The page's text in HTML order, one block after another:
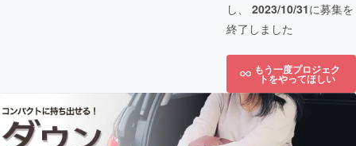
し、 2023/10/31に募集を
終了しました
もう一度プロジェク
トをやってほしい